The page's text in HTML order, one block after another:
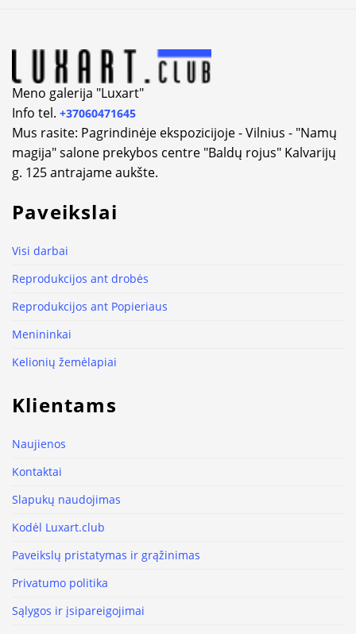
Meno galerija "Luxart"
Info tel. +37060471645
Mus rasite: Pagrindinėje ekspozicijoje - Vilnius - "Namų
magija" salone prekybos centre "Baldų rojus" Kalvarijų
g. 125 antrajame aukšte.
Paveikslai
Visi darbai
Reprodukcijos ant drobės
Reprodukcijos ant Popieriaus
Menininkai
Kelionių žemėlapiai
Klientams
Naujienos
Kontaktai
Slapukų naudojimas
Kodėl Luxart.club
Paveikslų pristatymas ir grąžinimas
Privatumo politika
Sąlygos ir įsipareigojimai